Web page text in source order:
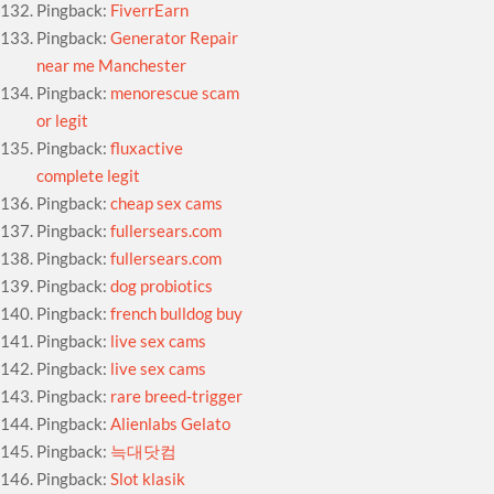
Pingback: FiverrEarn
Pingback:Generator Repair
near me Manchester
Pingback: menorescue scam
or legit
Pingback:fluxactive
complete legit
Pingback:cheap sex cams
Pingback:fullersears.com
Pingback:fullersears.com
Pingback:dog probiotics
Pingback:french bulldog buy
Pingback: live sex cams
Pingback: live sex cams
Pingback: rare breed-trigger
Pingback:Alienlabs Gelato
Pingback: 늑대닷컴
Pingback:Slot klasik